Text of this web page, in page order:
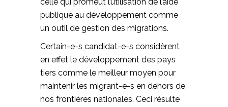
celle qui promeut l’utilisation de l’aide
publique au développement comme
un outil de gestion des migrations.
Certain-e-s candidat-e-s considèrent
en effet le développement des pays
tiers comme le meilleur moyen pour
maintenir les migrant-e-s en dehors de
nos frontières nationales. Ceci résulte